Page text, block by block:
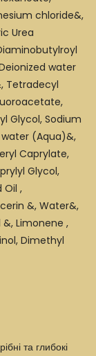
chloride&,
Urea
water
Tetradecyl
Glycol, Sodium
water (Aqua)&,
Caprylate,
Glycol,
Oil ,
&, Water&,
Limonene ,
Dimethyl
та глибокі